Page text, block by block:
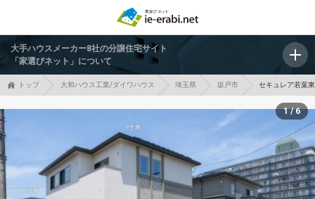
大手ハウスメーカー8社の分譲住宅サイト
「家選びネット」について
トップ 大和ハウス工業/ダイワハウス 埼玉県 坂戸市 セキュレア若葉
1 / 6